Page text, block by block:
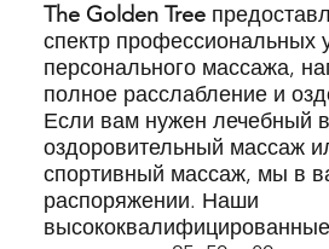
The Golden Tree
спектр профессиональных
персонального массажа,
полное расслабление и
Если вам нужен лечебный
оздоровительный массаж
спортивный массаж, мы в
распоряжении. Наши